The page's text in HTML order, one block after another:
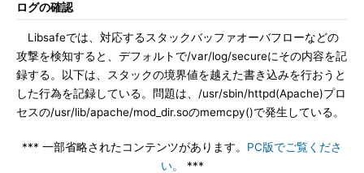
ログの確認
Libsafeでは、対応するスタックバッファオーバフローなどの
攻撃を検知すると、デフォルトで/var/log/secureにその内容を記
録する。以下は、スタックの境界値を越えた書き込みを行おうと
した行為を記録している。問題は、/usr/sbin/httpd(Apache)プロ
セスの/usr/lib/apache/mod_dir.soのmemcpy()で発生している。
*** 一部省略されたコンテンツがあります。 PC版でご覧くださ
い。
***